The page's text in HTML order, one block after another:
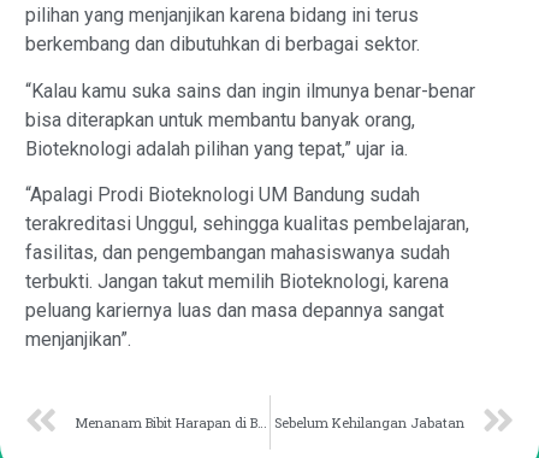
pilihan yang menjanjikan karena bidang ini terus
berkembang dan dibutuhkan di berbagai sektor.
“Kalau kamu suka sains dan ingin ilmunya benar-benar
bisa diterapkan untuk membantu banyak orang,
Bioteknologi adalah pilihan yang tepat,” ujar ia.
“Apalagi Prodi Bioteknologi UM Bandung sudah
terakreditasi Unggul, sehingga kualitas pembelajaran,
fasilitas, dan pengembangan mahasiswanya sudah
terbukti. Jangan takut memilih Bioteknologi, karena
peluang kariernya luas dan masa depannya sangat
menjanjikan”.
Sebelum Kehilangan Jabatan